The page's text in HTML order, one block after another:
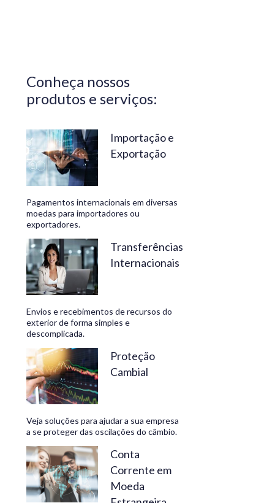
confiabilidade
e
são nossos
diferenciais.
Bank,
negócios
rentáveis
Conheça nossos
produtos e serviços:
Importação e
Exportação
Pagamentos internacionais em diversas
moedas para importadores ou
exportadores.
Transferências
Internacionais
Envios e recebimentos de recursos do
exterior de forma simples e
descomplicada.
Proteção
Cambial
Veja soluções para ajudar a sua empresa
a se proteger das oscilações do câmbio.
Conta
Corrente em
Moeda